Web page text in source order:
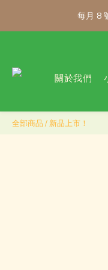
每月 8
每月 8
每月 8
關於我們
全部商品 / 新品上市！